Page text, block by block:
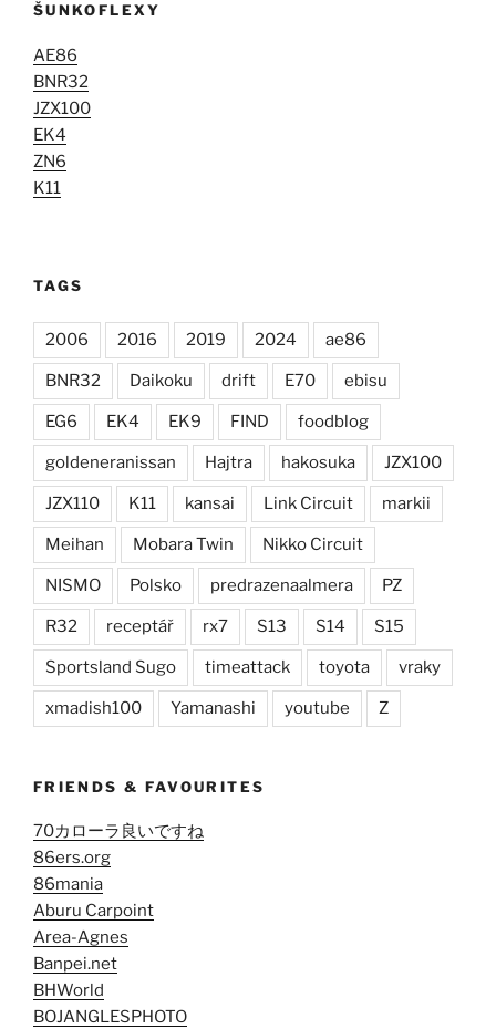
ŠUNKOFLEXY
AE86
BNR32
JZX100
EK4
ZN6
K11
TAGS
2006 2016 2019 2024 ae86
BNR32 Daikoku drift E70 ebisu
EG6 EK4 EK9 FIND foodblog
goldeneranissan Hajtra hakosuka JZX100
JZX110 K11 kansai Link Circuit markii
Meihan Mobara Twin Nikko Circuit
NISMO Polsko predrazenaalmera PZ
R32 receptář rx7 S13 S14 S15
Sportsland Sugo timeattack toyota vraky
xmadish100 Yamanashi youtube Z
FRIENDS & FAVOURITES
70カローラ良いですね
86ers.org
86mania
Aburu Carpoint
Area-Agnes
Banpei.net
BHWorld
BOJANGLESPHOTO